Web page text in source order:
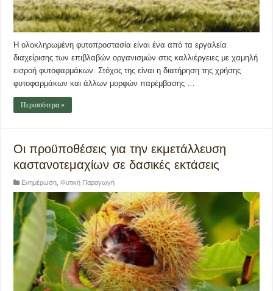
Η ολοκληρωμένη φυτοπροστασία είναι ένα από τα εργαλεία
διαχείρισης των επιβλαβών οργανισμών στις καλλιέργειες με χαμηλή
εισροή φυτοφαρμάκων. Στόχος της είναι η διατήρηση της χρήσης
φυτοφαρμάκων και άλλων μορφών παρέμβασης …
Περισσότερα »
Οι προϋποθέσεις για την εκμετάλλευση
καστανοτεμαχίων σε δασικές εκτάσεις
Ενημέρωση ,Φυτική Παραγωγή